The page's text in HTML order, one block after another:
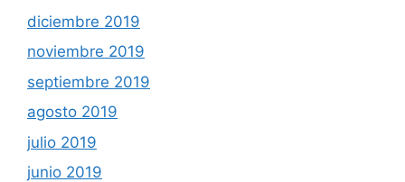
diciembre 2019
noviembre 2019
septiembre 2019
agosto 2019
julio 2019
junio 2019